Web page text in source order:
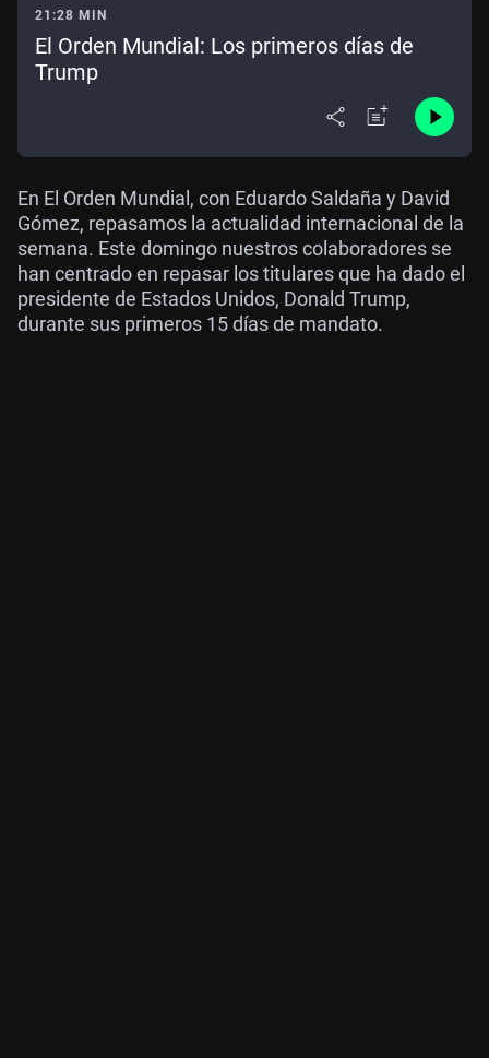
21:28 MIN
El Orden Mundial: Los primeros días de
Trump
En El Orden Mundial, con Eduardo Saldaña y David
Gómez, repasamos la actualidad internacional de la
semana. Este domingo nuestros colaboradores se
han centrado en repasar los titulares que ha dado el
presidente de Estados Unidos, Donald Trump,
durante sus primeros 15 días de mandato.